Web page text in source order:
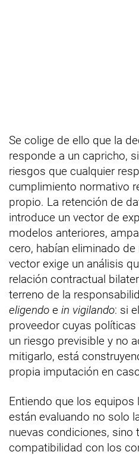
Se colige de ello que la
responde a un capricho,
riesgos que cualquier
cumplimiento normativo
propio. La retención de
introduce un vector de
modelos anteriores,
cero, habían eliminado
vector exige un análisis
relación contractual
terreno de la
eligendo e in vigilando: si
proveedor cuyas
un riesgo previsible y no
mitigarlo, está
propia imputación en
Entiendo que los
están evaluando no solo
nuevas condiciones, sino
compatibilidad con los